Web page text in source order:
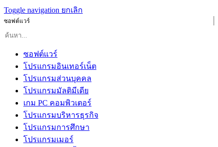
Toggle navigation ยกเลิก
ซอฟต์แวร์
ซอฟต์แวร์
โปรแกรมอินเทอร์เน็ต
โปรแกรมส่วนบุคคล
โปรแกรมมัลติมีเดีย
เกม PC คอมพิวเตอร์
โปรแกรมบริหารธุรกิจ
โปรแกรมการศึกษา
โปรแกรมเมอร์